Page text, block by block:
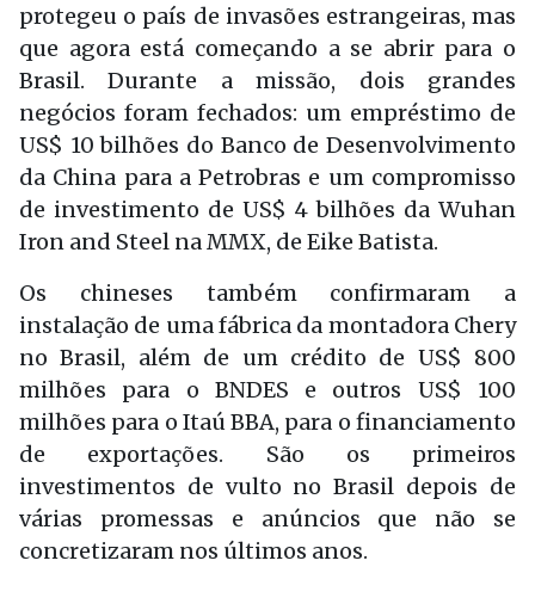
protegeu o país de invasões estrangeiras, mas
que agora está começando a se abrir para o
Brasil. Durante a missão, dois grandes
negócios foram fechados: um empréstimo de
US$ 10 bilhões do Banco de Desenvolvimento
da China para a Petrobras e um compromisso
de investimento de US$ 4 bilhões da Wuhan
Iron and Steel na MMX, de Eike Batista.
Os chineses também confirmaram a
instalação de uma fábrica da montadora Chery
no Brasil, além de um crédito de US$ 800
milhões para o BNDES e outros US$ 100
milhões para o Itaú BBA, para o financiamento
de exportações. São os primeiros
investimentos de vulto no Brasil depois de
várias promessas e anúncios que não se
concretizaram nos últimos anos.